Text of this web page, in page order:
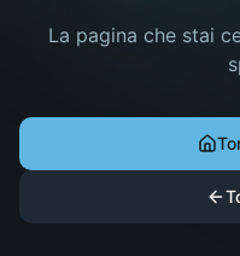
La pagina che stai